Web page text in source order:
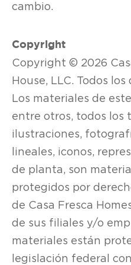
cambio.
Copyright
Copyright © 2026
House, LLC. Todos
Los materiales de
entre otros, todos los
ilustraciones,
lineales, iconos,
de planta, son
protegidos por
de Casa Fresca
de sus filiales y/o
materiales están
legislación federal